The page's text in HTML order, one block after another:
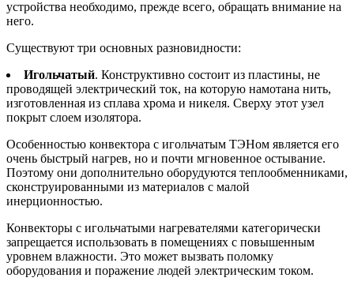
устройства необходимо, прежде всего, обращать внимание на
него.
Существуют три основных разновидности:
Игольчатый. Конструктивно состоит из пластины, не
проводящей электрический ток, на которую намотана нить,
изготовленная из сплава хрома и никеля. Сверху этот узел
покрыт слоем изолятора.
Особенностью конвектора с игольчатым ТЭНом является его
очень быстрый нагрев, но и почти мгновенное остывание.
Поэтому они дополнительно оборудуются теплообменниками,
сконструированными из материалов с малой
инерционностью.
Конвекторы с игольчатыми нагревателями категорически
запрещается использовать в помещениях с повышенным
уровнем влажности. Это может вызвать поломку
оборудования и поражение людей электрическим током.